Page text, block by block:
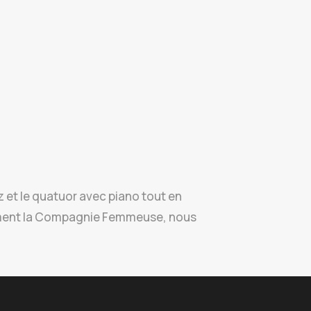
et le quatuor avec piano tout en
la Compagnie Femmeuse, nous